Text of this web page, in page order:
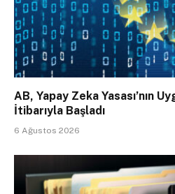
AB, Yapay Zeka Yasası’nın
İtibarıyla Başladı
6 Ağustos 2026